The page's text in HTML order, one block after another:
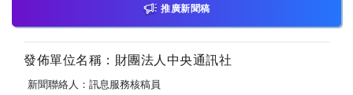
推廣新聞稿
發佈單位名稱：財團法人中央通訊社
新聞聯絡人：訊息服務核稿員